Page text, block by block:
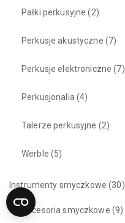
Pałki perkusyjne (2)
Perkusje akustyczne (7)
Perkusje elektroniczne (7)
Perkusjonalia(4)
Talerze perkusyjne (2)
Werble (5)
Instrumenty smyczkowe (30)
Akcesoria smyczkowe (9)